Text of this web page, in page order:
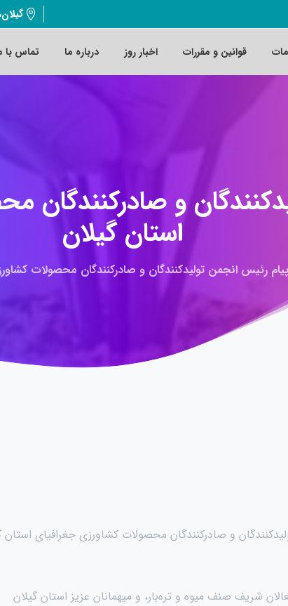
قوانین و مقررات اخبار روز درباره ما تماس با
و صادرکنندگان
استان گیلان
پیام رئیس انجمن تولیدکنندگان و صادرکنندگان محصولات
و صادرکنندگان محصولات کشاورزی جغرافیای استان
شریف صنف میوه و تره‌بار، و میهمانان عزیز استان گیلان